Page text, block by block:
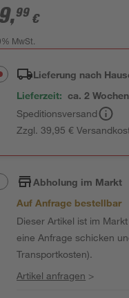
,99 €
MwSt.
Lieferung nach
Lieferzeit: ca. 2 Wochen
Speditionsversand
Zzgl. 39,95 €
Abholung im Markt
Auf Anfrage bestellbar
Dieser Artikel ist im
eine Anfrage schicken
Transportkosten).
Artikel anfragen >